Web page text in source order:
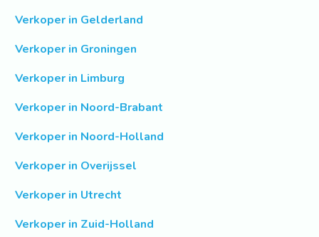
Verkoper in Gelderland
Verkoper in Groningen
Verkoper in Limburg
Verkoper in Noord-Brabant
Verkoper in Noord-Holland
Verkoper in Overijssel
Verkoper in Utrecht
Verkoper in Zuid-Holland